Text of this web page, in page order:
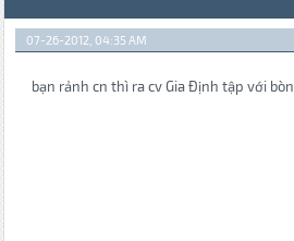
07-26-2012, 04:35 AM
bạn rảnh cn thì ra cv Gia Định tập với